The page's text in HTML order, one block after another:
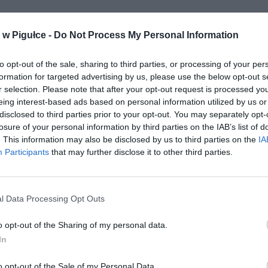
Pigułce - Do Not Process My Personal Information
opt-out of the sale, sharing to third parties, or processing of your
for targeted advertising by us, please use the below opt-out
selection. Please note that after your opt-out request is processed
interest-based ads based on personal information utilized by us
to third parties prior to your opt-out. You may separately
of your personal information by third parties on the IAB’s list of
This information may also be disclosed by us to third parties on the
Participants that may further disclose it to other third parties.
Data Processing Opt Outs
opt-out of the Sharing of my personal data.
nas do preferowanych źródeł w Google